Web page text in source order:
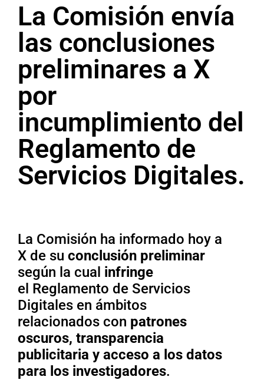
La Comisión envía
las conclusiones
preliminares a X
por
incumplimiento del
Reglamento de
Servicios Digitales.
La Comisión ha informado hoy a
X de su conclusión preliminar
según la cual infringe
el Reglamento de Servicios
Digitales en ámbitos
relacionados con patrones
oscuros, transparencia
publicitaria y acceso a los datos
para los investigadores.